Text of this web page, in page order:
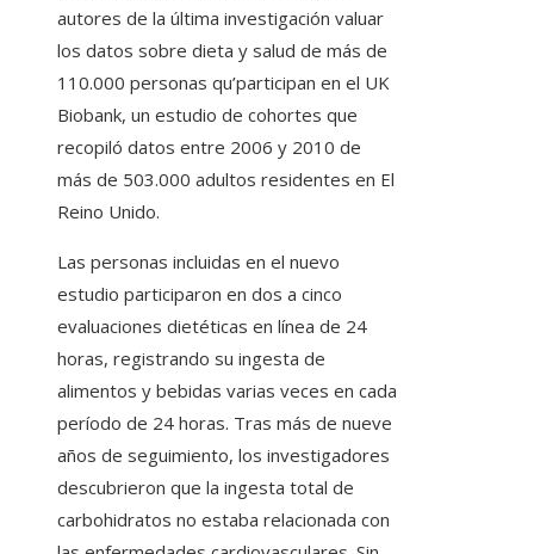
autores de la última investigación valuar
los datos sobre dieta y salud de más de
110.000 personas qu’participan en el UK
Biobank, un estudio de cohortes que
recopiló datos entre 2006 y 2010 de
más de 503.000 adultos residentes en El
Reino Unido.
Las personas incluidas en el nuevo
estudio participaron en dos a cinco
evaluaciones dietéticas en línea de 24
horas, registrando su ingesta de
alimentos y bebidas varias veces en cada
período de 24 horas. Tras más de nueve
años de seguimiento, los investigadores
descubrieron que la ingesta total de
carbohidratos no estaba relacionada con